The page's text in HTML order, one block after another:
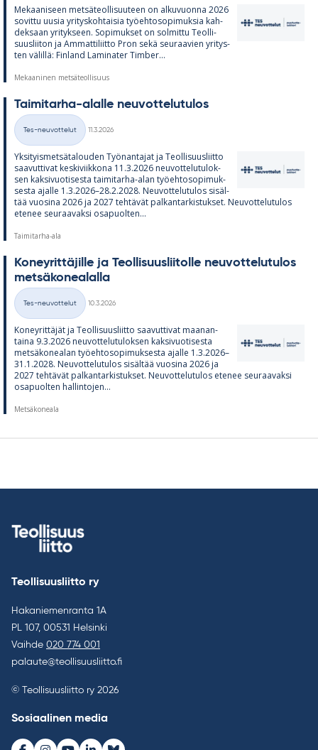
Me­kaa­ni­seen met­sä­teol­li­suu­teen on al­ku­vuonna 2026
so­vittu uusia yri­tys­koh­tai­sia työ­eh­to­so­pi­muk­sia kah­
dek­saan yri­tyk­seen. So­pi­muk­set on sol­mittu Teol­li­
suus­lii­ton ja Am­mat­ti­liitto Pron sekä seu­raa­vien yri­tys­
ten vä­lillä: Fin­land La­mi­na­ter Tim­ber...
Mekaaninen metsäteollisuus
Tai­mi­tarha-alalle neu­vot­te­lu­tu­los
Kategoriat
Tes-neuvottelut
11.3.2026
Yk­si­tyis­met­sä­ta­lou­den Työ­nan­ta­jat ja Teol­li­suus­liitto
saa­vut­ti­vat kes­ki­viik­kona 11.3.2026 neu­vot­te­lu­tu­lok­
sen kak­si­vuo­ti­sesta tai­mi­tarha-alan työ­eh­to­so­pi­muk­
sesta ajalle 1.3.2026–28.2.2028. Neu­vot­te­lu­tu­los si­säl­
tää vuo­sina 2026 ja 2027 teh­tä­vät pal­kan­tar­kis­tuk­set. Neu­vot­te­lu­tu­los
ete­nee seu­raa­vaksi os­a­puol­ten...
Taimitarha-ala
Ko­ney­rit­tä­jille ja Teol­li­suus­lii­tolle neu­vot­te­lu­tu­los
met­sä­ko­nea­lalla
Kategoriat
Tes-neuvottelut
10.3.2026
Ko­ney­rit­tä­jät ja Teol­li­suus­liitto saa­vut­ti­vat maa­nan­
taina 9.3.2026 neu­vot­te­lu­tu­lok­sen kak­si­vuo­ti­sesta
met­sä­ko­nea­lan työ­eh­to­so­pi­muk­sesta ajalle 1.3.2026–
31.1.2028. Neu­vot­te­lu­tu­los si­säl­tää vuo­sina 2026 ja
2027 teh­tä­vät pal­kan­tar­kis­tuk­set. Neu­vot­te­lu­tu­los ete­nee seu­raa­vaksi
os­a­puol­ten hal­lin­to­jen...
Metsäkoneala
Teollisuusliitto ry
Hakaniemenranta 1A
PL 107, 00531 Helsinki
Vaihde 020 774 001
palaute@teollisuusliitto.fi
© Teollisuusliitto ry 2026
Sosiaalinen media